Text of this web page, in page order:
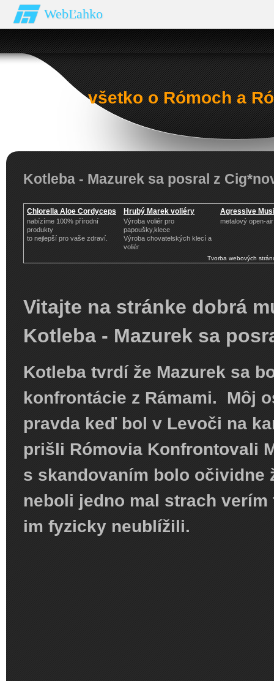
WebĽahko
všetko o Rómoch a
Kotleba - Mazurek sa posral z
Chlorella Aloe Cordyceps
nabízíme 100% přírodní
produkty
to nejlepší pro vaše zdraví.
Hrubý Marek voliéry
Výroba voliér pro
papoušky,klece
Výroba chovatelských klecí a
voliér
Agressive
metalový open-
Tvorba webových
Vitajte na stránke dobrá
Kotleba - Mazurek sa
Kotleba tvrdí že Mazurek sa
konfrontácie z Rámami. Môj
pravda keď bol v Levoči na
prišli Rómovia Konfrontovali
s skandovaním bolo očividne
neboli jedno mal strach verím
im fyzicky neublížili.